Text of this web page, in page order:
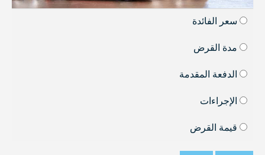
سعر الفائدة
مدة القرض
الدفعة المقدمة
الإجراءات
قيمة القرض